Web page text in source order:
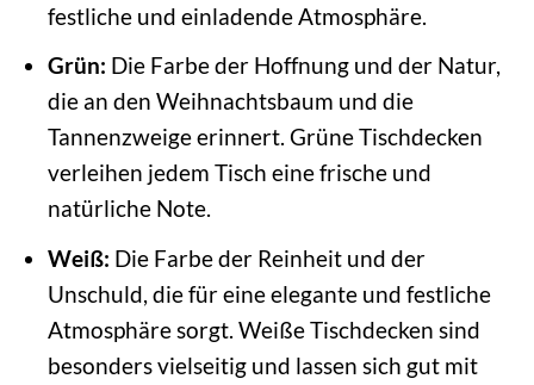
festliche und einladende Atmosphäre.
Grün: Die Farbe der Hoffnung und der Natur,
die an den Weihnachtsbaum und die
Tannenzweige erinnert. Grüne Tischdecken
verleihen jedem Tisch eine frische und
natürliche Note.
Weiß: Die Farbe der Reinheit und der
Unschuld, die für eine elegante und festliche
Atmosphäre sorgt. Weiße Tischdecken sind
besonders vielseitig und lassen sich gut mit